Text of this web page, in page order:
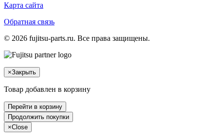
Карта сайта
Обратная связь
© 2026 fujitsu-parts.ru. Все права защищены.
×Закрыть
Товар добавлен в корзину
Перейти в корзину
Продолжить покупки
×Close